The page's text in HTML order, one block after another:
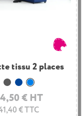
tissu 2 places
€ HT
€ TTC
clair
Gris foncé
Bleu marine.
Bleu clair.